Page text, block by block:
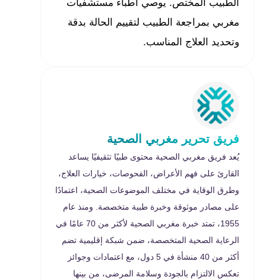
الطبيب المختص. يوصي أطباء مستشفيات
مغربي بمراجعة الطبيب لتقييم الحالة بدقة
وتحديد العلاج المناسب.
فريق تحرير مغربي الصحية
يُعد فريق مغربي الصحية محتوى طبيًا تثقيفيًا يساعد
القارئ على فهم الأعراض، الفحوصات، خيارات العلاج،
وطرق الوقاية في مختلف الموضوعات الصحية، اعتمادًا
على مصادر موثوقة وخبرة طبية متخصصة. ومنذ عام
1955، تمتد خبرة مغربي الصحية لأكثر من 70 عامًا في
الرعاية الصحية المتخصصة، ضمن شبكة إقليمية تضم
أكثر من 40 منشأة في 5 دول، مع اعتمادات وجوائز
تعكس الالتزام بالجودة وسلامة المرضى، من بينها